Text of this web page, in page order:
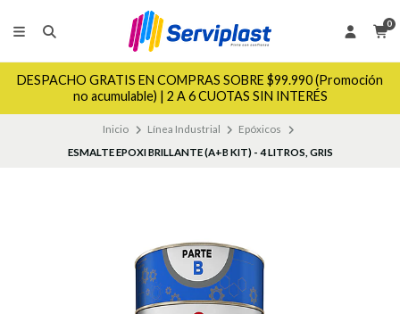
0
DESPACHO GRATIS EN COMPRAS SOBRE $99.990 (Promoción
no acumulable) | 2 A 6 CUOTAS SIN INTERÉS
Inicio Línea Industrial
Epóxicos
ESMALTE EPOXI BRILLANTE (A+B KIT) - 4 LITROS, GRIS